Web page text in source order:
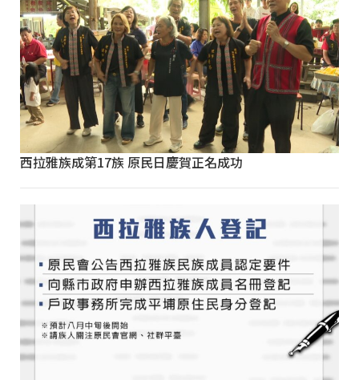
西拉雅族成第17族 原民日慶賀正名成功